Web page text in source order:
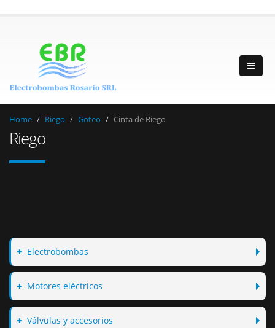
Home Riego Goteo Cinta de Riego
Riego
Electrobombas
Motores eléctricos
Válvulas y accesorios